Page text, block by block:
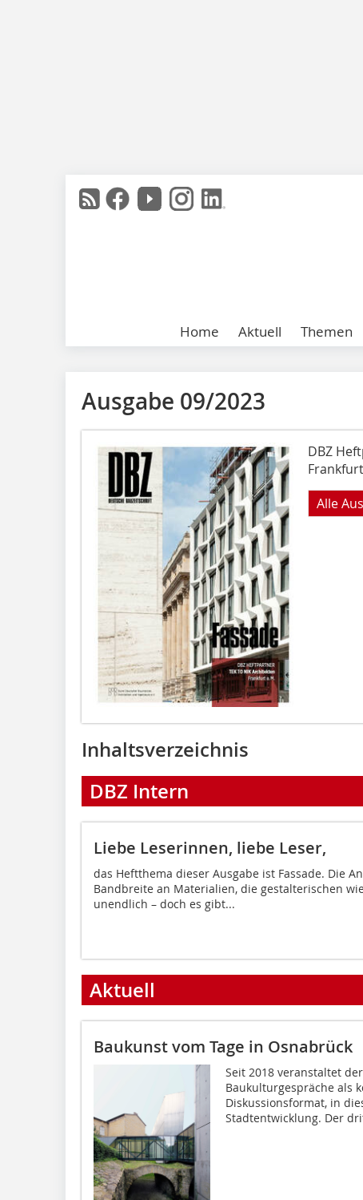
Home Aktuell Themen
Ausgabe 09/2023
DBZ
Alle
Inhaltsverzeichnis
DBZ Intern
Liebe Leserinnen, liebe Leser,
das Heftthema dieser Ausgabe ist Fassade. Die
Bandbreite an Materialien, die gestalterischen
unendlich – doch es gibt...
Aktuell
Baukunst vom Tage in Osnabrück
Seit 2018 veranstaltet
Baukulturgespräche als
Diskussionsformat, in
Stadtentwicklung. Der